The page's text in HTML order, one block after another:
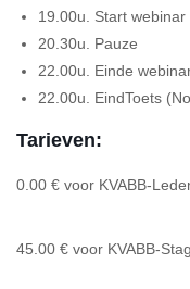
19.00u. Start webinar
20.30u. Pauze
22.00u. Einde
22.00u. EindToets
Tarieven:
0.00 € voor KVABB-
45.00 € voor KVABB-